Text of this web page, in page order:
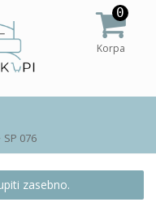
0
Korpa
SP 076
zasebno.